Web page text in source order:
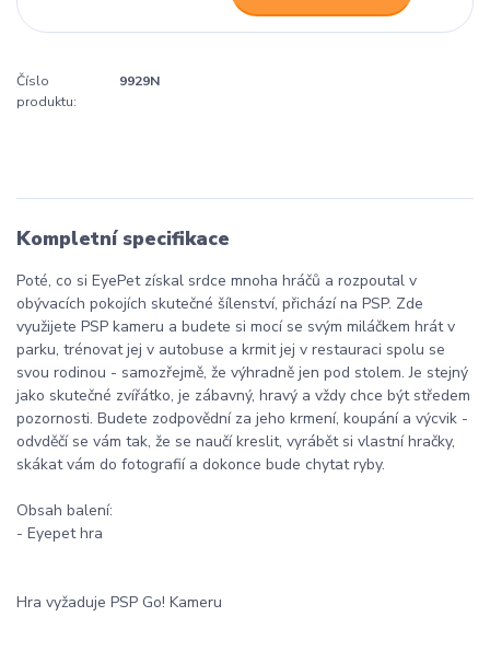
Číslo
produktu:
9929N
Kompletní specifikace
Poté, co si EyePet získal srdce mnoha hráčů a rozpoutal v
obývacích pokojích skutečné šílenství, přichází na PSP. Zde
využijete PSP kameru a budete si mocí se svým miláčkem hrát v
parku, trénovat jej v autobuse a krmit jej v restauraci spolu se
svou rodinou - samozřejmě, že výhradně jen pod stolem. Je stejný
jako skutečné zvířátko, je zábavný, hravý a vždy chce být středem
pozornosti. Budete zodpovědní za jeho krmení, koupání a výcvik -
odvděčí se vám tak, že se naučí kreslit, vyrábět si vlastní hračky,
skákat vám do fotografií a dokonce bude chytat ryby.
Obsah balení:
- Eyepet hra
Hra vyžaduje PSP Go! Kameru